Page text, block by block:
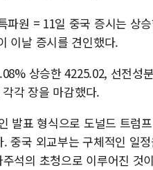
파원 = 11일 중국 증시는 상
이날 증시를 견인했다.
상승한 4225.02, 선전성
각 장을 마감했다.
발표 형식으로 도널드 트럼
중국 외교부는 구체적인 일
석의 초청으로 이루어진 것